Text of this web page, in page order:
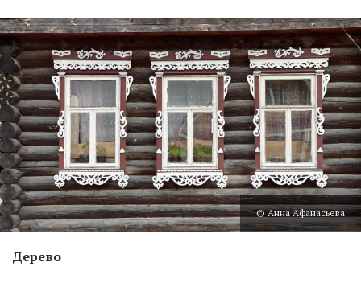
© Анна Афанасьева
Дерево